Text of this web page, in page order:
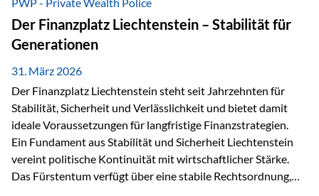
heißt das:Diese Gelder gehören im Konkursfall nicht zur
allgemeinen Konkursmasse, sondern werden ausschließlich
zur Erfüllung…
Der Finanzplatz Liechtenstein – Stabilität für
Generationen
31. März 2026
Der Finanzplatz Liechtenstein steht seit Jahrzehnten für
Stabilität, Sicherheit und Verlässlichkeit und bietet damit
ideale Voraussetzungen für langfristige Finanzstrategien.
Ein Fundament aus Stabilität und Sicherheit Liechtenstein
vereint politische Kontinuität mit wirtschaftlicher Stärke.
Das Fürstentum verfügt über eine stabile Rechtsordnung,